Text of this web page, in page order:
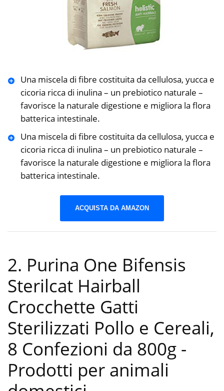
Una miscela di fibre costituita da cellulosa, yucca e
cicoria ricca di inulina – un prebiotico naturale –
favorisce la naturale digestione e migliora la flora
batterica intestinale.
Una miscela di fibre costituita da cellulosa, yucca e
cicoria ricca di inulina – un prebiotico naturale –
favorisce la naturale digestione e migliora la flora
batterica intestinale.
ACQUISTA DA AMAZON
2. Purina One Bifensis
Sterilcat Hairball
Crocchette Gatti
Sterilizzati Pollo e Cereali,
8 Confezioni da 800g -
Prodotti per animali